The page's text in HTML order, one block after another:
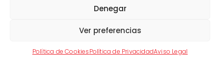
Denegar
Ver preferencias
Política de CookiesPolítica de PrivacidadAviso Legal
Artículo Anterior Artículo Siguiente